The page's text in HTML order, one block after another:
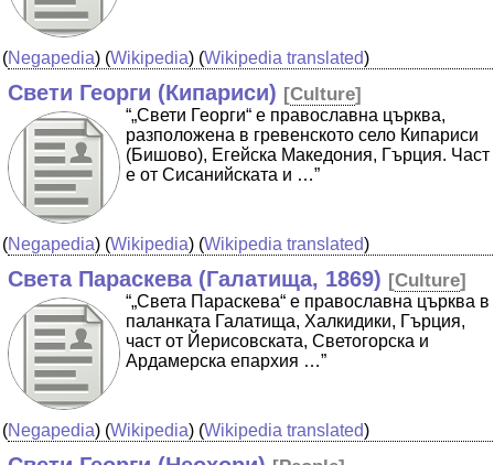
(Negapedia) (Wikipedia) (Wikipedia translated)
Свети Георги (Кипариси) [Culture]
“„Свети Георги“ е православна църква,
разположена в гревенското село Кипариси
(Бишово), Егейска Македония, Гърция. Част
е от Сисанийската и …”
(Negapedia) (Wikipedia) (Wikipedia translated)
Света Параскева (Галатища, 1869) [Culture]
“„Света Параскева“ е православна църква в
паланката Галатища, Халкидики, Гърция,
част от Йерисовската, Светогорска и
Ардамерска епархия …”
(Negapedia) (Wikipedia) (Wikipedia translated)